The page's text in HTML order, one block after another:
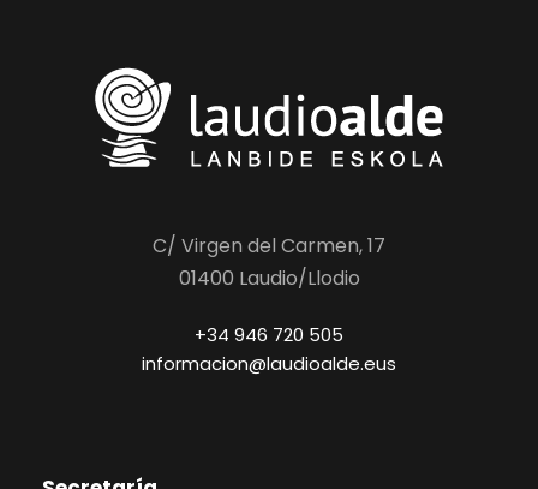
C/ Virgen del Carmen, 17
01400 Laudio/Llodio
+34 946 720 505
informacion@laudioalde.eus